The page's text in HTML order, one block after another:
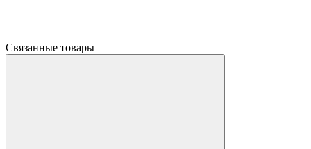
Связанные товары